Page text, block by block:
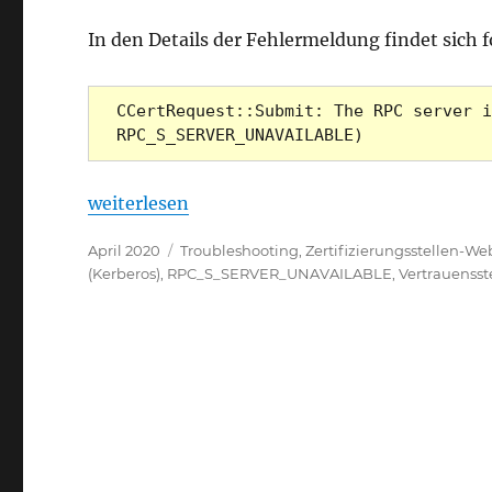
In den Details der Fehlermeldung findet sich
CCertRequest::Submit: The RPC
RPC_S_SERVER_UNAVAILABLE)
„Die Beantragung eines Zertifikats über die
weiterlesen
Veröffentlicht
am
April 2020 Kategorien
Troubleshooting,Zertifizierungsstellen-
(Kerberos), RPC_S_SERVER_UNAVAILABLE,